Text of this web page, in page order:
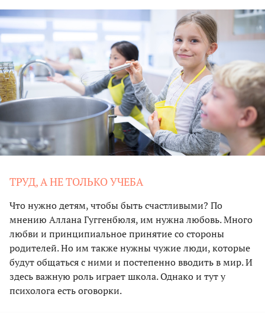
ТРУД, А НЕ ТОЛЬКО УЧЕБА
Что нужно детям, чтобы быть счастливыми? По
мнению Аллана Гуггенбюля, им нужна любовь. Много
любви и принципиальное принятие со стороны
родителей. Но им также нужны чужие люди, которые
будут общаться с ними и постепенно вводить в мир. И
здесь важную роль играет школа. Однако и тут у
психолога есть оговорки.